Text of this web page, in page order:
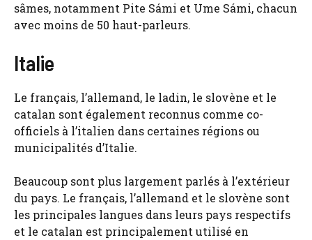
sâmes, notamment Pite Sámi et Ume Sámi, chacun
avec moins de 50 haut-parleurs.
Italie
Le français, l’allemand, le ladin, le slovène et le
catalan sont également reconnus comme co-
officiels à l’italien dans certaines régions ou
municipalités d’Italie.
Beaucoup sont plus largement parlés à l’extérieur
du pays. Le français, l’allemand et le slovène sont
les principales langues dans leurs pays respectifs
et le catalan est principalement utilisé en